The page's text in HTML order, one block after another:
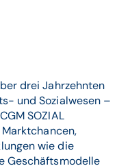
drei Jahrzehnten
und Sozialwesen –
SOZIAL
wie die
Geschäftsmodelle